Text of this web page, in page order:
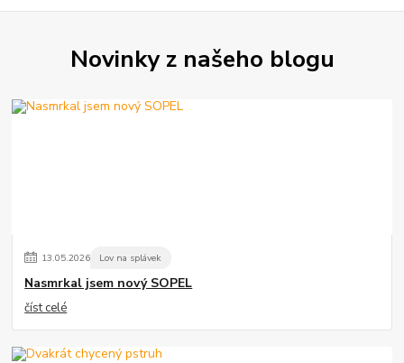
Novinky z našeho blogu
13.05.2026 Lov na splávek
Nasmrkal jsem nový SOPEL
číst celé